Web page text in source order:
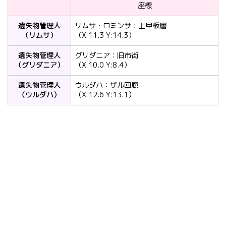
座標
遺失物管理人
（リムサ）
リムサ・ロミンサ：上甲板層
（X:11.3 Y:14.3）
遺失物管理人
（グリダニア）
グリダニア：旧市街
（X:10.0 Y:8.4）
遺失物管理人
（ウルダハ）
ウルダハ：ザル回廊
（X:12.6 Y:13.1）